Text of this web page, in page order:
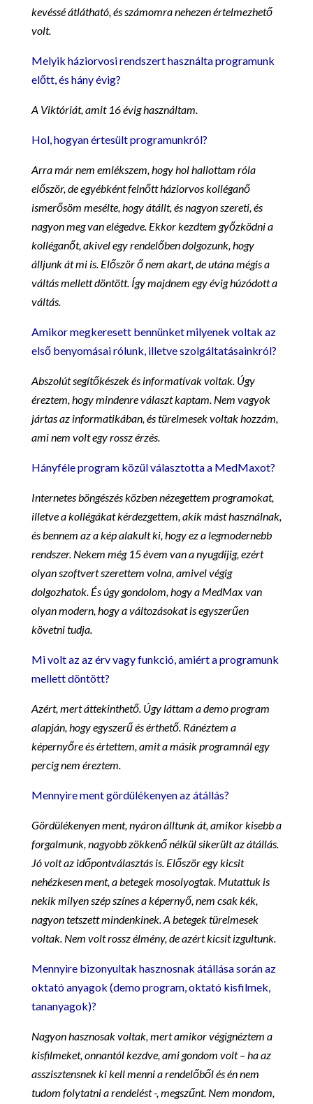
kevéssé átlátható, és számomra nehezen értelmezhető
volt.
Melyik háziorvosi rendszert használta programunk
előtt, és hány évig?
A Viktóriát, amit 16 évig használtam.
Hol, hogyan értesült programunkról?
Arra már nem emlékszem, hogy hol hallottam róla
először, de egyébként felnőtt háziorvos kolléganő
ismerősöm mesélte, hogy átállt, és nagyon szereti, és
nagyon meg van elégedve. Ekkor kezdtem győzködni a
kolléganőt, akivel egy rendelőben dolgozunk, hogy
álljunk át mi is. Először ő nem akart, de utána mégis a
váltás mellett döntött. Így majdnem egy évig húzódott a
váltás.
Amikor megkeresett bennünket milyenek voltak az
első benyomásai rólunk, illetve szolgáltatásainkról?
Abszolút segítőkészek és informatívak voltak. Úgy
éreztem, hogy mindenre választ kaptam. Nem vagyok
jártas az informatikában, és türelmesek voltak hozzám,
ami nem volt egy rossz érzés.
Hányféle program közül választotta a MedMaxot?
Internetes böngészés közben nézegettem programokat,
illetve a kollégákat kérdezgettem, akik mást használnak,
és bennem az a kép alakult ki, hogy ez a legmodernebb
rendszer. Nekem még 15 évem van a nyugdíjig, ezért
olyan szoftvert szerettem volna, amivel végig
dolgozhatok. És úgy gondolom, hogy a MedMax van
olyan modern, hogy a változásokat is egyszerűen
követni tudja.
Mi volt az az érv vagy funkció, amiért a programunk
mellett döntött?
Azért, mert áttekinthető. Úgy láttam a demo program
alapján, hogy egyszerű és érthető. Ránéztem a
képernyőre és értettem, amit a másik programnál egy
percig nem éreztem.
Mennyire ment gördülékenyen az átállás?
Gördülékenyen ment, nyáron álltunk át, amikor kisebb a
forgalmunk, nagyobb zökkenő nélkül sikerült az átállás.
Jó volt az időpontválasztás is. Először egy kicsit
nehézkesen ment, a betegek mosolyogtak. Mutattuk is
nekik milyen szép színes a képernyő, nem csak kék,
nagyon tetszett mindenkinek. A betegek türelmesek
voltak. Nem volt rossz élmény, de azért kicsit izgultunk.
Mennyire bizonyultak hasznosnak átállása során az
oktató anyagok (demo program, oktató kisfilmek,
tananyagok)?
Nagyon hasznosak voltak, mert amikor végignéztem a
kisfilmeket, onnantól kezdve, ami gondom volt – ha az
asszisztensnek ki kell menni a rendelőből és én nem
tudom folytatni a rendelést -, megszűnt. Nem mondom,